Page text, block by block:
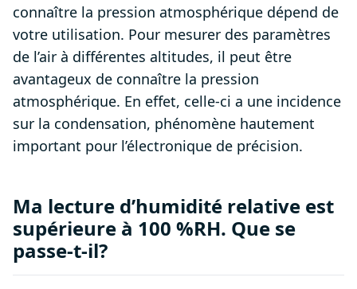
connaître la pression atmosphérique dépend de
votre utilisation. Pour mesurer des paramètres
de l’air à différentes altitudes, il peut être
avantageux de connaître la pression
atmosphérique. En effet, celle-ci a une incidence
sur la condensation, phénomène hautement
important pour l’électronique de précision.
Ma lecture d’humidité relative est
supérieure à 100 %RH. Que se
passe-t-il?